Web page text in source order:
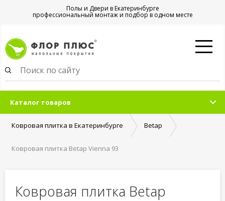
Полы и Двери в Екатеринбурге
профессиональный монтаж и подбор в одном месте
Каталог товаров
Ковровая плитка в Екатеринбурге Betap
Ковровая плитка Betap Vienna 93
Ковровая плитка Betap